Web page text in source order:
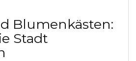
Blumenkästen:
Stadt